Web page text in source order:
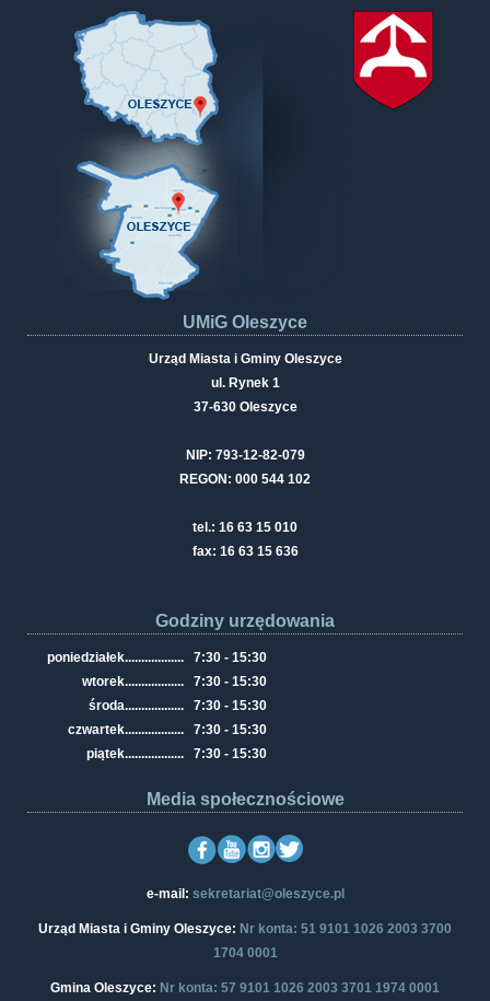
UMiG Oleszyce
Urząd Miasta i Gminy Oleszyce
ul. Rynek 1
37-630 Oleszyce
NIP: 793-12-82-079
REGON: 000 544 102
tel.: 16 63 15 010
fax: 16 63 15 636
Godziny urzędowania
poniedziałek..................
7:30 - 15:30
wtorek..................
7:30 - 15:30
środa..................
7:30 - 15:30
czwartek..................
7:30 - 15:30
piątek.................. 7:30 - 15:30
Media społecznościowe
e-mail: sekretariat@oleszyce.pl
Urząd Miasta i Gminy Oleszyce: Nr konta: 51 9101 1026 2003 3700
1704 0001
Gmina Oleszyce: Nr konta: 57 9101 1026 2003 3701 1974 0001